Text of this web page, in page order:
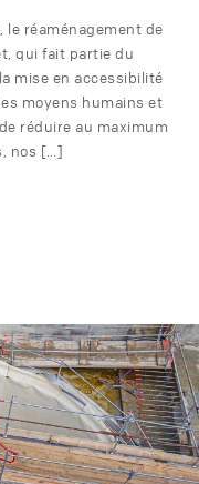
le réaménagement de
qui fait partie du
mise en accessibilité
moyens humains et
réduire au maximum
nos […]